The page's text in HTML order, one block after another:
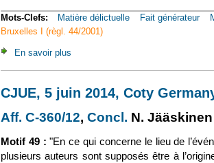
Mots-Clefs: Matière délictuelle Fait générateur
Bruxelles I (règl. 44/2001)
En savoir plus
CJUE, 5 juin 2014, Coty
Aff. C-360/12(le lien est externe)
, Concl. (le lien est
N. Jääskinen
Motif 49 : "En ce qui concerne le lieu de
plusieurs auteurs sont supposés être à